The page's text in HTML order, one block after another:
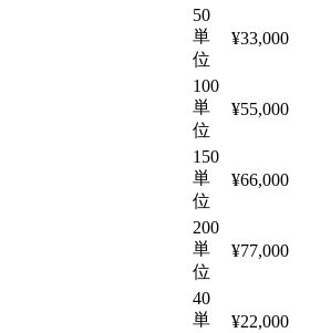
50
単
位
¥33,000
100
単
位
¥55,000
150
単
位
¥66,000
200
単
位
¥77,000
40
単
¥22,000